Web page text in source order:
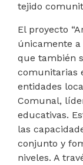
tejido
El proyecto
únicamente a
que también
comunitarias
entidades
Comunal,
educativas.
las
conjunto y
niveles. A